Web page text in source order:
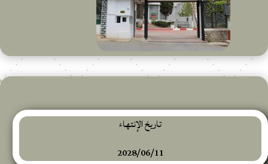
تاريخ الإنتهاء
2028/06/11